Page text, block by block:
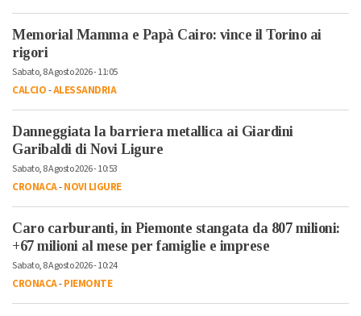
Memorial Mamma e Papà Cairo: vince il Torino ai
rigori
Sabato, 8 Agosto 2026 - 11:05
CALCIO-ALESSANDRIA
Danneggiata la barriera metallica ai Giardini
Garibaldi di Novi Ligure
Sabato, 8 Agosto 2026 - 10:53
CRONACA-NOVI LIGURE
Caro carburanti, in Piemonte stangata da 807 milioni:
+67 milioni al mese per famiglie e imprese
Sabato, 8 Agosto 2026 - 10:24
CRONACA-PIEMONTE